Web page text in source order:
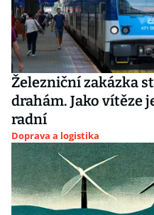
Železniční zakázka
drahám. Jako vítěze
radní
Doprava a logistika